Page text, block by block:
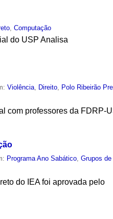
,Computação
do USP Analisa
Violência Direito Polo Ribeirão
com professores da FDRP-
Programa Ano Sabático ,Grupos
do IEA foi aprovada pelo